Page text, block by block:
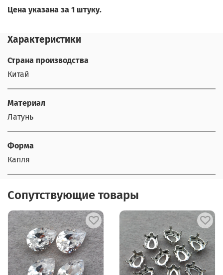
Цена указана за 1 штуку.
Характеристики
Страна производства
Китай
Материал
Латунь
Форма
Капля
Сопутствующие товары